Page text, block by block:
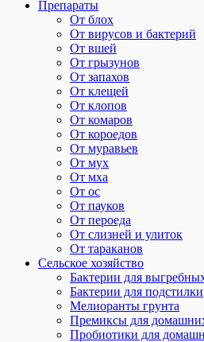
Препараты
От блох
От вирусов и бактерий
От вшей
От грызунов
От запахов
От клещей
От клопов
От комаров
От короедов
От муравьев
От мух
От мха
От ос
От пауков
От пероеда
От слизней и улиток
От тараканов
Сельское хозяйство
Бактерии для
Бактерии для подстилки
Мелиоранты грунта
Премиксы для
Пробиотики для